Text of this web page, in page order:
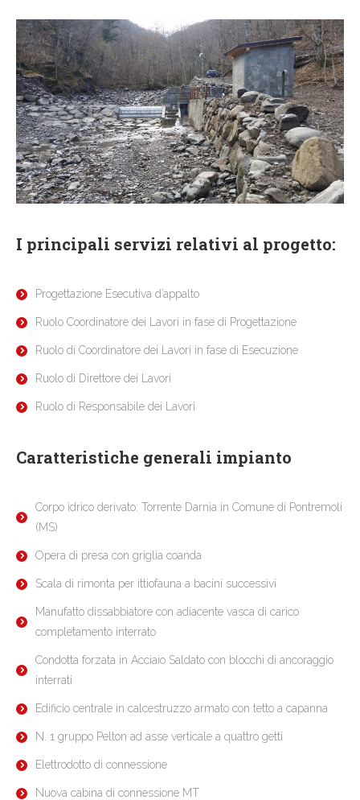
I principali servizi relativi al progetto:
Progettazione Esecutiva d’appalto
Ruolo Coordinatore dei Lavori in fase di Progettazione
Ruolo di Coordinatore dei Lavori in fase di Esecuzione
Ruolo di Direttore dei Lavori
Ruolo di Responsabile dei Lavori
Caratteristiche generali impianto
Corpo idrico derivato: Torrente Darnia in Comune di Pontremoli
(MS)
Opera di presa con griglia coanda
Scala di rimonta per ittiofauna a bacini successivi
Manufatto dissabbiatore con adiacente vasca di carico
completamento interrato
Condotta forzata in Acciaio Saldato con blocchi di ancoraggio
interrati
Edificio centrale in calcestruzzo armato con tetto a capanna
N. 1 gruppo Pelton ad asse verticale a quattro getti
Elettrodotto di connessione
Nuova cabina di connessione MT